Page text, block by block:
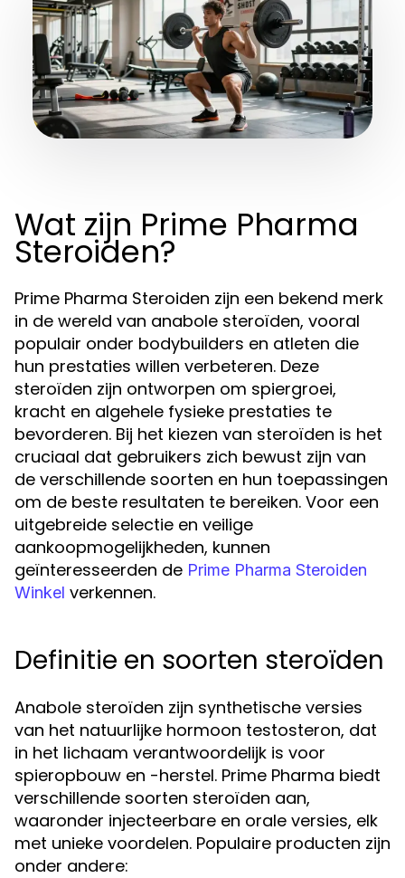
Wat zijn Prime Pharma
Steroiden?
Prime Pharma Steroiden zijn een bekend merk
in de wereld van anabole steroïden, vooral
populair onder bodybuilders en atleten die
hun prestaties willen verbeteren. Deze
steroïden zijn ontworpen om spiergroei,
kracht en algehele fysieke prestaties te
bevorderen. Bij het kiezen van steroïden is het
cruciaal dat gebruikers zich bewust zijn van
de verschillende soorten en hun toepassingen
om de beste resultaten te bereiken. Voor een
uitgebreide selectie en veilige
aankoopmogelijkheden, kunnen
geïnteresseerden de Prime Pharma Steroiden
Winkel verkennen.
Definitie en soorten steroïden
Anabole steroïden zijn synthetische versies
van het natuurlijke hormoon testosteron, dat
in het lichaam verantwoordelijk is voor
spieropbouw en -herstel. Prime Pharma biedt
verschillende soorten steroïden aan,
waaronder injecteerbare en orale versies, elk
met unieke voordelen. Populaire producten zijn
onder andere: